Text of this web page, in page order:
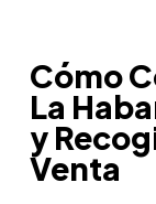
Cómo
La
y
Venta